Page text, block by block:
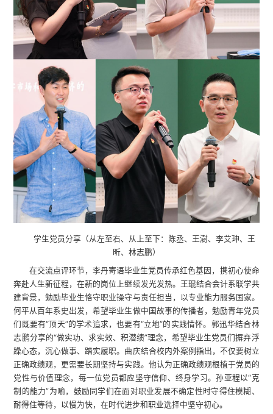
学生党员分享（从左至右、从上至下：陈丞、王澍、李艾珅、王
昕、林志鹏）
在交流点评环节，李丹寄语毕业生党员传承红色基因，携初心使命
奔赴人生新征程，在新的岗位上继续发光发热。王琨结合会计系联学共
建背景，勉励毕业生恪守职业操守与责任担当，以专业能力服务国家。
何平从百年系史出发，希望毕业生做中国故事的传播者，勉励青年党员
们既要有“顶天”的学术追求，也要有“立地”的实践情怀。郭迅华结合林
志鹏分享的“做实功、求实效、积潜绩”理念，希望毕业生党员们摒弃浮
躁心态，沉心做事、踏实履职。曲庆结合校内外案例指出，不仅要树立
正确政绩观，更需要长期坚持与实践。他认为正确政绩观根植于党员的
党性与价值理念，每一位党员都应坚守信仰、终身学习。孙亚程以“克
制的能力”为喻，鼓励同学们在面对职业发展不确定性时守得住模糊、
耐得住等待，以慢为快，在时代进步和职业选择中坚守初心。